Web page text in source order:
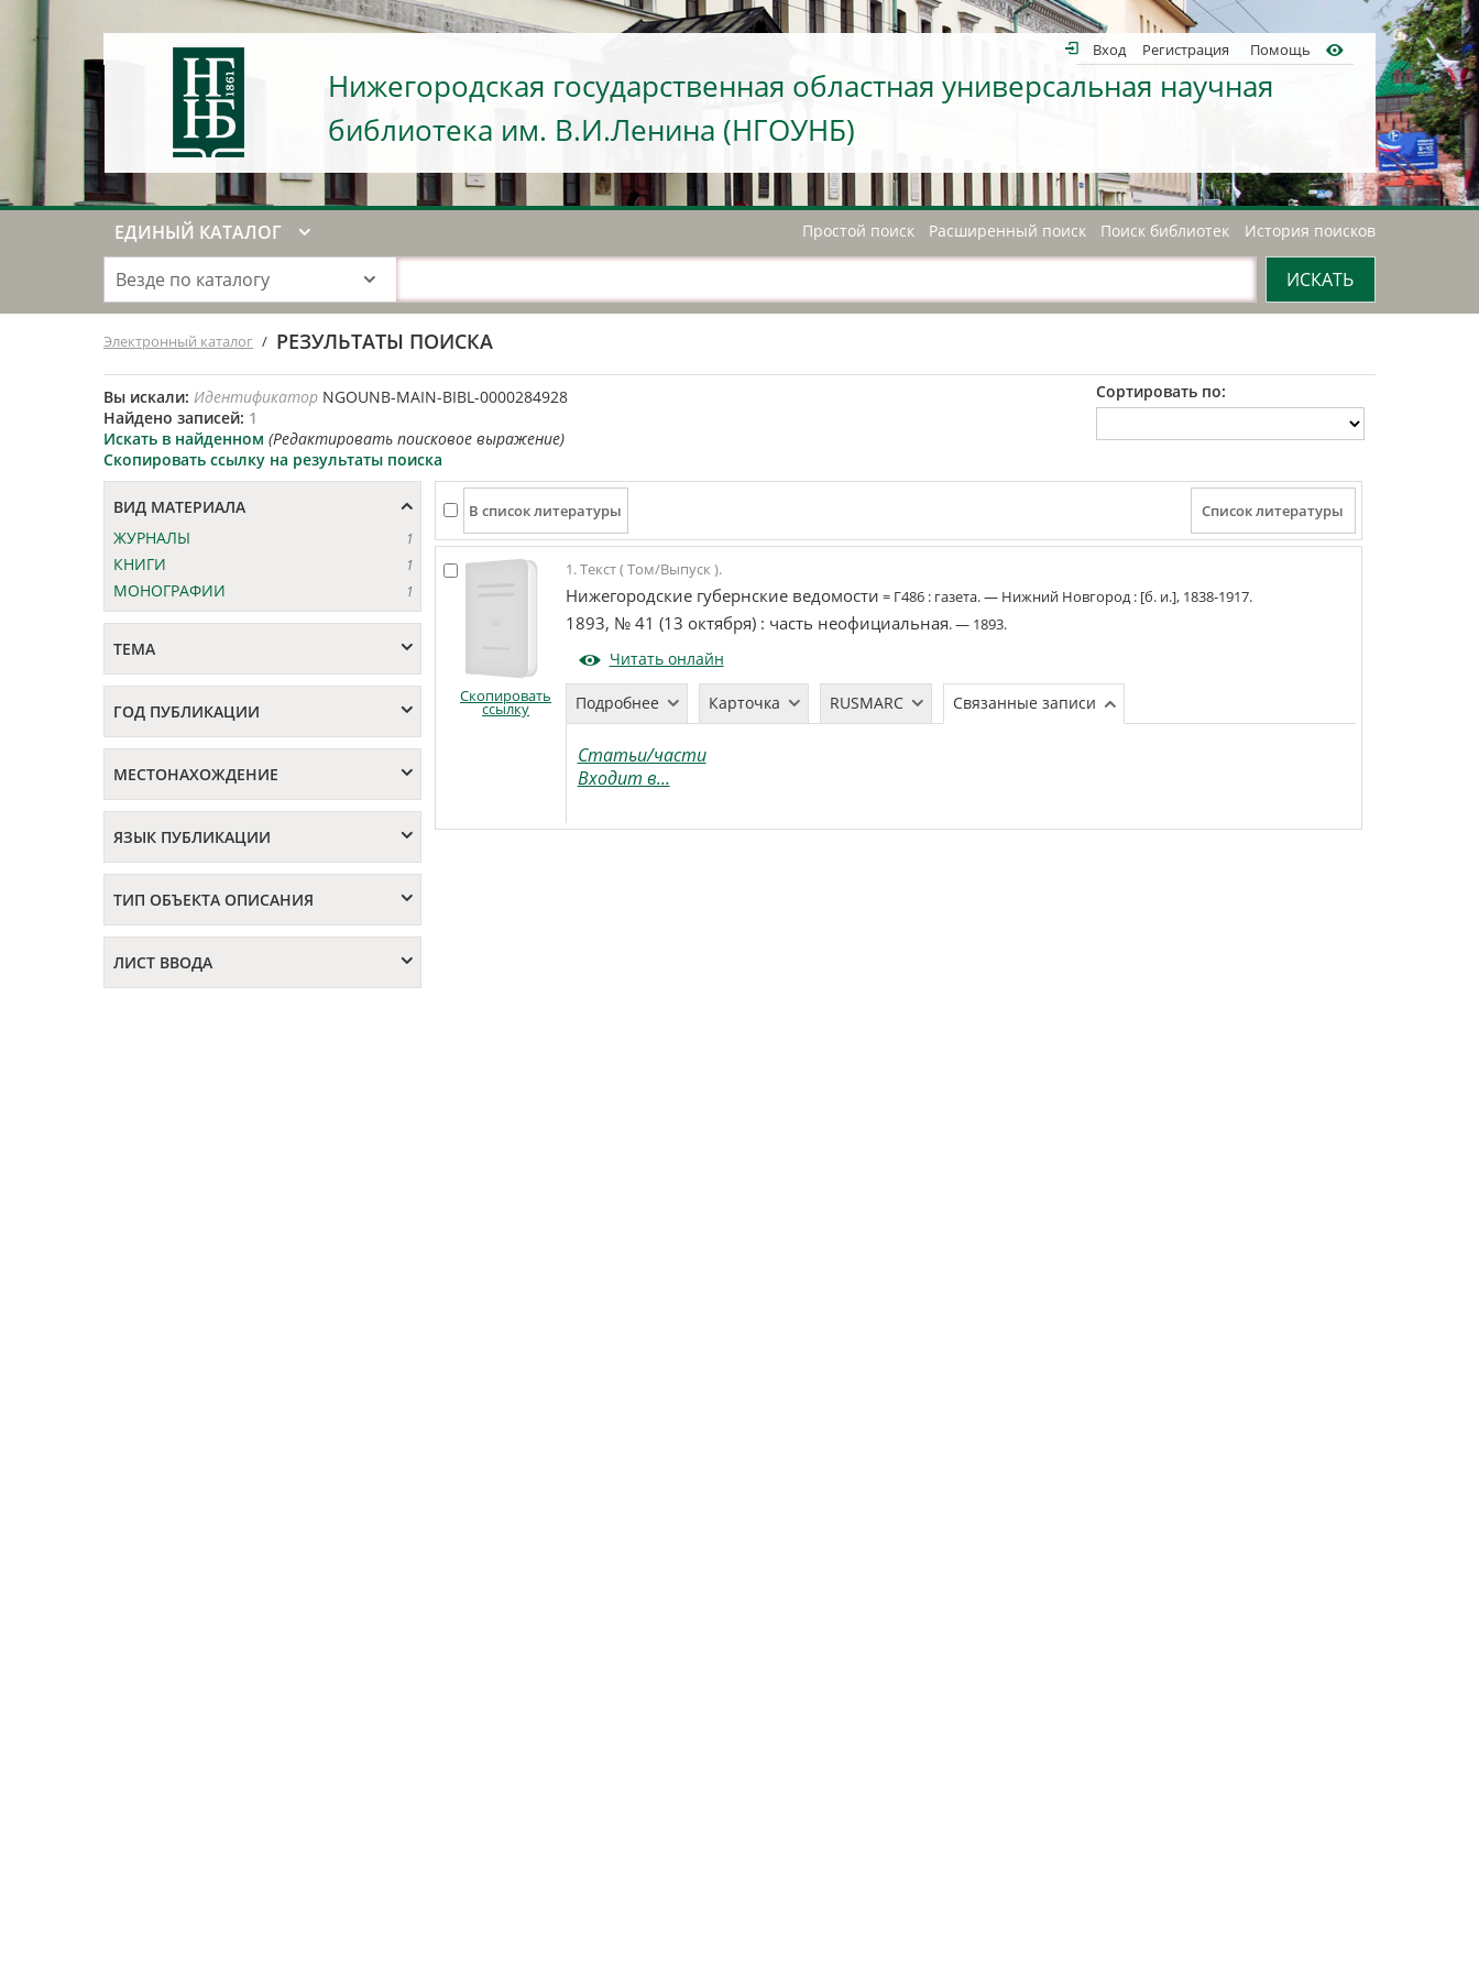
Вход Регистрация Помощь
Нижегородская государственная областная универсальная научная
библиотека им. В.И.Ленина (НГОУНБ)
ЕДИНЫЙ КАТАЛОГ Простой поиск Расширенный поиск Поиск библиотек История поисков
Везде по каталогу
Электронный каталог / РЕЗУЛЬТАТЫ ПОИСКА
Сортировать по:
Вы искали: Идентификатор NGOUNB-MAIN-BIBL-0000284928
Найдено записей: 1
Искать в найденном (Редактировать поисковое выражение)
Скопировать ссылку на результаты поиска
ВИД МАТЕРИАЛА
ЖУРНАЛЫ
1
КНИГИ 1
МОНОГРАФИИ 1
ТЕМА
ГОД ПУБЛИКАЦИИ
МЕСТОНАХОЖДЕНИЕ
ЯЗЫК ПУБЛИКАЦИИ
ТИП ОБЪЕКТА ОПИСАНИЯ
ЛИСТ ВВОДА
Скопировать
ссылку
1. Текст ( Том/Выпуск ).
Нижегородские губернские ведомости = Г486 : газета. —Нижний Новгород:[б. и.],1838-1917.
1893, № 41 (13 октября) : часть неофициальная. —1893.
Читать онлайн
Подробнее Карточка RUSMARC Связанные записи
Статьи/части
Входит в...